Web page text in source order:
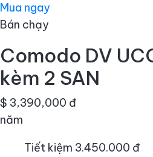
Mua ngay
Bán chạy
Comodo DV
kèm 2 SAN
$ 3,390,000 đ
năm
Tiết kiệm 3.450.000 đ